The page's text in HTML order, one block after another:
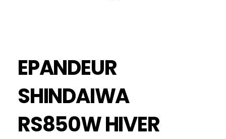
EPANDEUR
SHINDAIWA
RS850W HIVER